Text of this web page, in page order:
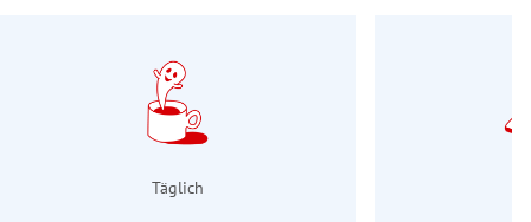
Täglich